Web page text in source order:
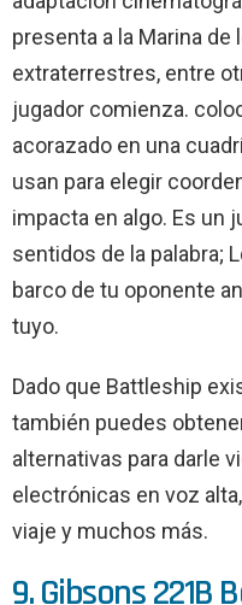
presenta a la Marina de
extraterrestres, entre
jugador comienza.
acorazado en una
usan para elegir
impacta en algo. Es un
sentidos de la palabra;
barco de tu oponente
tuyo.
Dado que Battleship
también puedes
alternativas para darle
electrónicas en voz
viaje y muchos más.
9. Gibsons 221B